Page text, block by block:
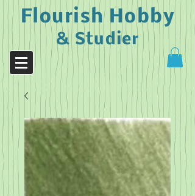
Flourish Hobby
& Studier